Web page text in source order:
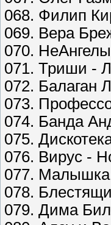
068. Филип
069. Вера
070.
071. Триши -
072. Балаган
073.
074. Банда
075.
076. Вирус -
077. Малышка
078.
079. Дима